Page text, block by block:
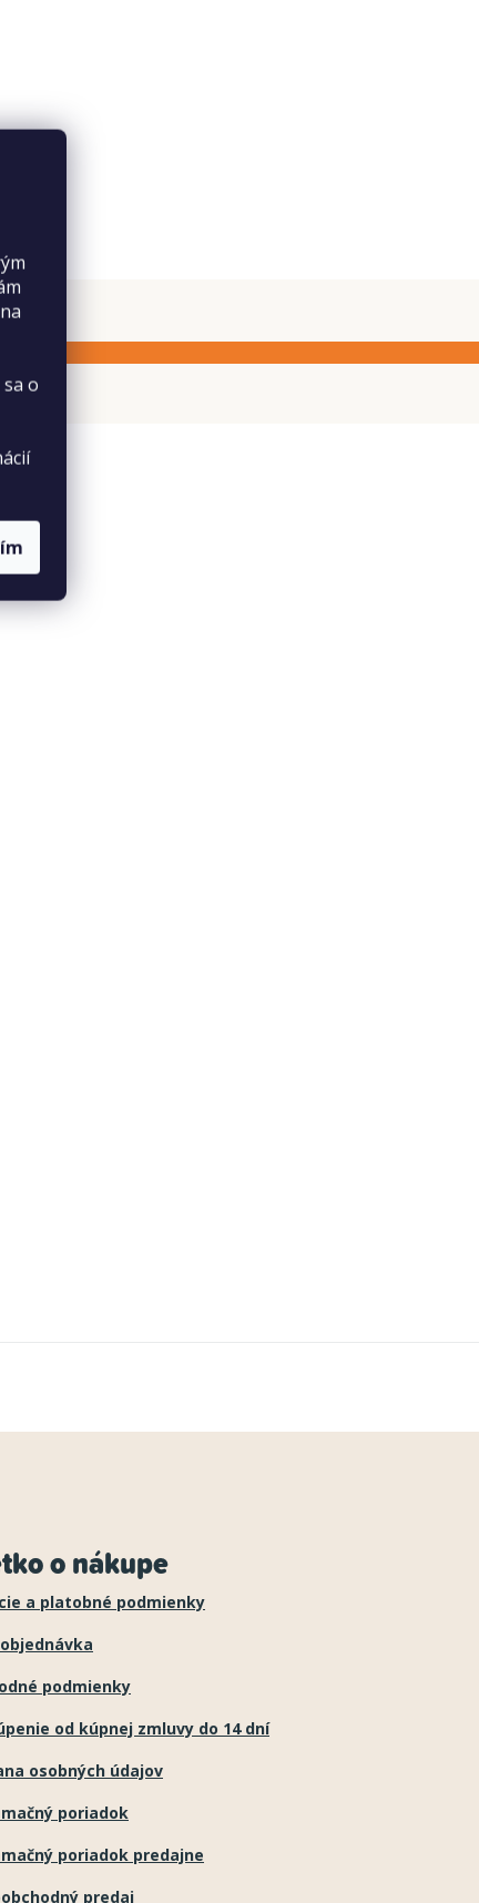
o
o nákupe
a platobné podmienky
podmienky
od kúpnej zmluvy do 14 dní
osobných údajov
poriadok
poriadok predajne
predaj